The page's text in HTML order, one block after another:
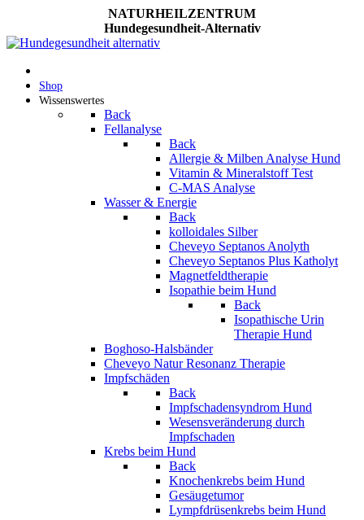
NATURHEILZENTRUM
Hundegesundheit-Alternativ
Shop
Wissenswertes
Back
Fellanalyse
Back
Allergie & Milben Analyse Hund
Vitamin & Mineralstoff Test
C-MAS Analyse
Wasser & Energie
Back
kolloidales Silber
Cheveyo Septanos Anolyth
Cheveyo Septanos Plus Katholyt
Magnetfeldtherapie
Isopathie beim Hund
Back
Isopathische Urin
Therapie Hund
Boghoso-Halsbänder
Cheveyo Natur Resonanz Therapie
Impfschäden
Back
Impfschadensyndrom Hund
Wesensveränderung durch
Impfschaden
Krebs beim Hund
Back
Knochenkrebs beim Hund
Gesäugetumor
Lympfdrüsenkrebs beim Hund